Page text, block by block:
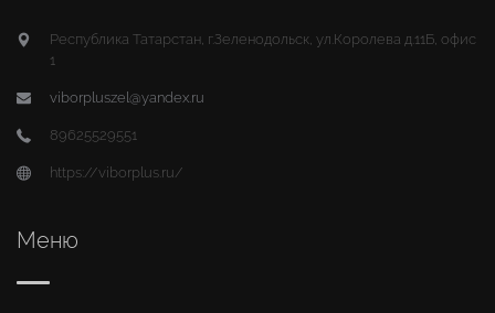
Республика Татарстан, г.Зеленодольск, ул.Королева д.11Б, офис
1
viborpluszel@yandex.ru
89625529551
https://viborplus.ru/
Меню